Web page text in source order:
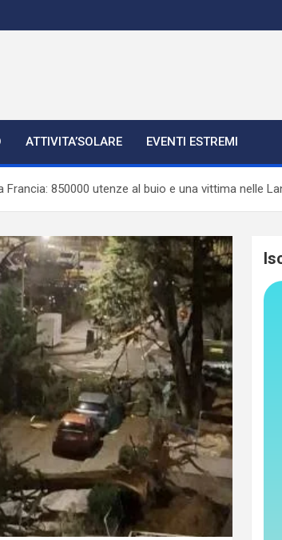
ATTIVITA’SOLARE EVENTI ESTREMI
850000 utenze al buio e una vittima nelle